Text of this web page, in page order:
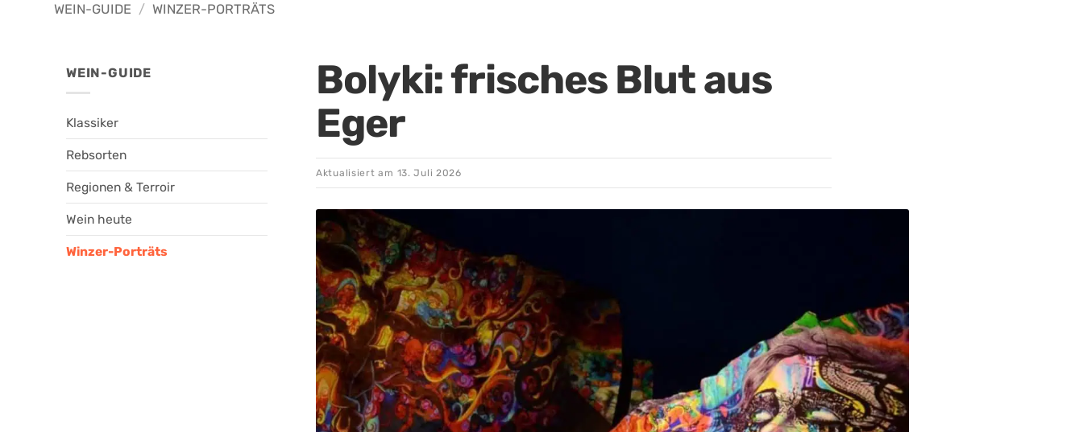
WEIN-GUIDE / WINZER-PORTRÄTS
WEIN-GUIDE
Klassiker
Rebsorten
Regionen & Terroir
Wein heute
Winzer-Porträts
Bolyki: frisches Blut aus
Eger
Aktualisiert am 13. Juli 2026